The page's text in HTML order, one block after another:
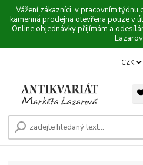
Vážení zákazníci, v pracovním
kamenná prodejna otevřena pouze v
Online objednávky přijímám a
CZK